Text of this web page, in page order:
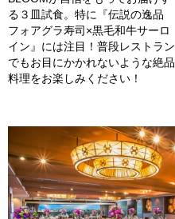
る３皿試食。特に『伝説の逸品
フォアグラ寿司×黒毛和牛サーロ
イン』には注目！普段レストラン
でもお目にかかれないような絶品
料理をお楽しみください！